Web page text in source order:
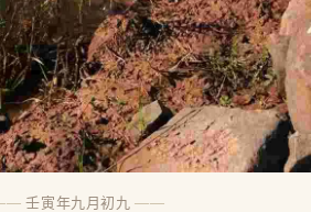
壬寅年九月初九